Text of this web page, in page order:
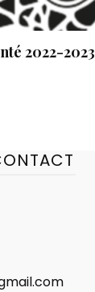
2022-2023